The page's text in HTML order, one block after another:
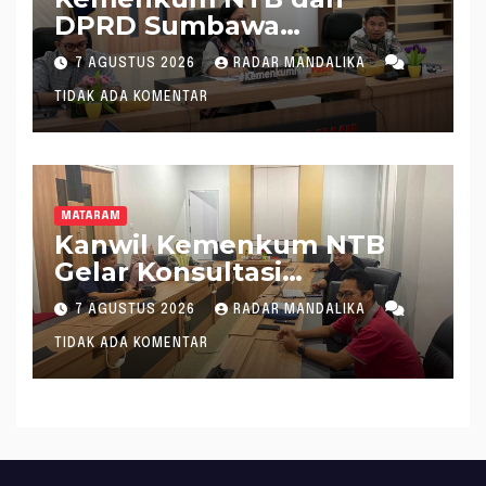
DPRD Sumbawa
Mantapkan Rencana
Pembentukan 8 Raperda
Inisiatif
7 AGUSTUS 2026 RADAR MANDALIKA
TIDAK ADA KOMENTAR
MATARAM
Kanwil Kemenkum NTB
Gelar Konsultasi
Penghitungan Kebutuhan
Formasi JF Perancang
Peraturan Perundang-
undangan
7 AGUSTUS 2026 RADAR MANDALIKA
TIDAK ADA KOMENTAR